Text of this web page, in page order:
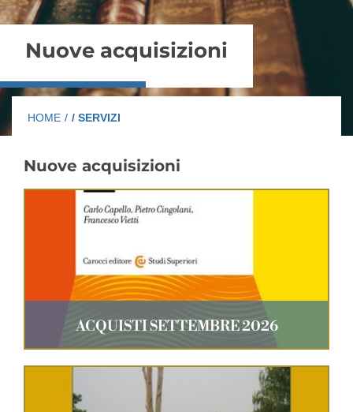
Nuove acquisizioni
HOME / / SERVIZI
Nuove acquisizioni
ACQUISTI SETTEMBRE 2026